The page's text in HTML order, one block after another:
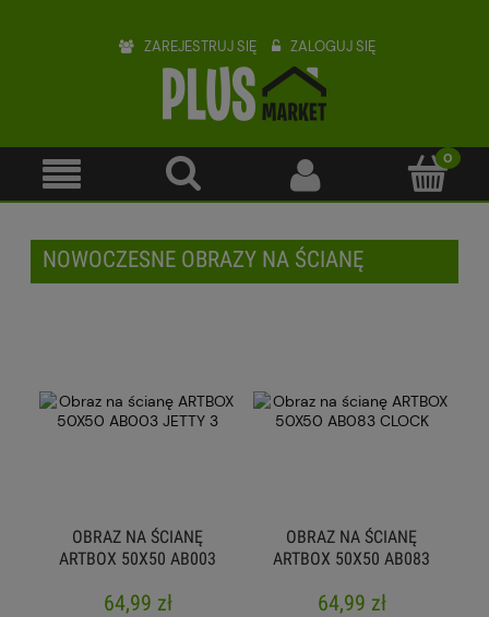
ZAREJESTRUJ SIĘ ZALOGUJ SIĘ
NOWOCZESNE OBRAZY NA ŚCIANĘ
OBRAZ NA ŚCIANĘ
ARTBOX 50X50 AB003
64,99 zł
OBRAZ NA ŚCIANĘ
ARTBOX 50X50 AB083
64,99 zł